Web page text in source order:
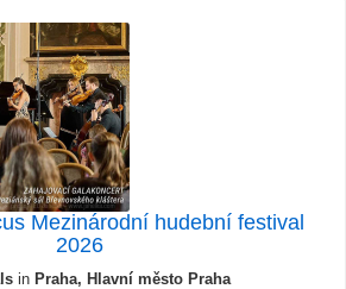
Mezinárodní hudební festival
2026
in Praha, Hlavní město Praha